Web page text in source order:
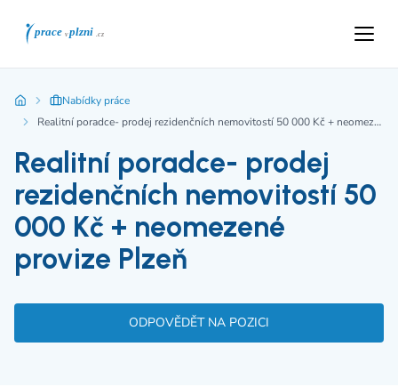
Nabídky práce
Realitní poradce- prodej rezidenčních nemovitostí 50 000 Kč + neomezené provize Plzeň
Realitní poradce- prodej
rezidenčních nemovitostí 50
000 Kč + neomezené
provize Plzeň
ODPOVĚDĚT NA POZICI